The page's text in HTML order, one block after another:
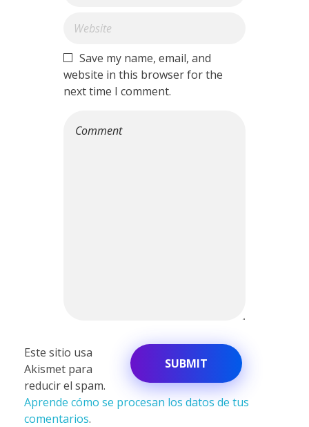
Save my name, email, and
website in this browser for the
next time I comment.
Este sitio usa
Akismet para
reducir el spam.
Aprende cómo se procesan los datos de tus
comentarios.